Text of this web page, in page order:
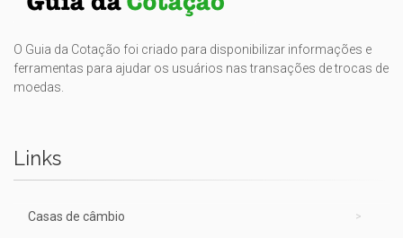
O Guia da Cotação foi criado para disponibilizar informações e
ferramentas para ajudar os usuários nas transações de trocas de
moedas.
Links
Casas de câmbio